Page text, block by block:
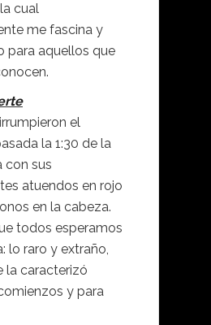
cual
me fascina y
para aquellos que
el
la 1:30 de la
con sus
atuendos en rojo
en la cabeza.
todos esperamos
lo raro y extraño,
la caracterizó
y para